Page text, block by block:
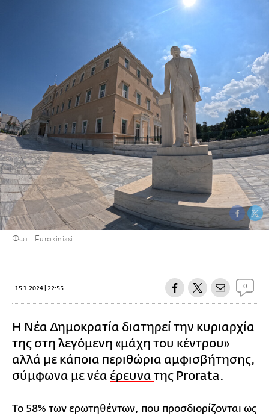
Φωτ.: Eurokinissi
15.1.2024 | 22:55 0
Η Νέα Δημοκρατία διατηρεί την κυριαρχία
της στη λεγόμενη «μάχη του κέντρου»
αλλά με κάποια περιθώρια αμφισβήτησης,
σύμφωνα με νέα έρευνα της Prorata.
Το 58% των ερωτηθέντων, που προσδιορίζονται ως